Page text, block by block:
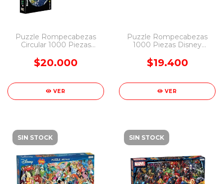
Puzzle Rompecabezas
Circular 1000 Piezas
$20.000
VER
Puzzle Rompecabezas
1000 Piezas Disney
$19.400
VER
SIN STOCK SIN STOCK